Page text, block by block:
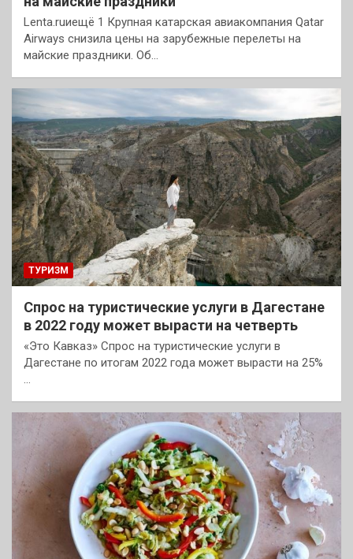
Lenta.ruиещё 1 Крупная катарская авиакомпания Qatar
Airways снизила цены на зарубежные перелеты на
майские праздники. Об…
ТУРИЗМ
Спрос на туристические услуги в Дагестане
в 2022 году может вырасти на четверть
«Это Кавказ» Спрос на туристические услуги в
Дагестане по итогам 2022 года может вырасти на 25%
…